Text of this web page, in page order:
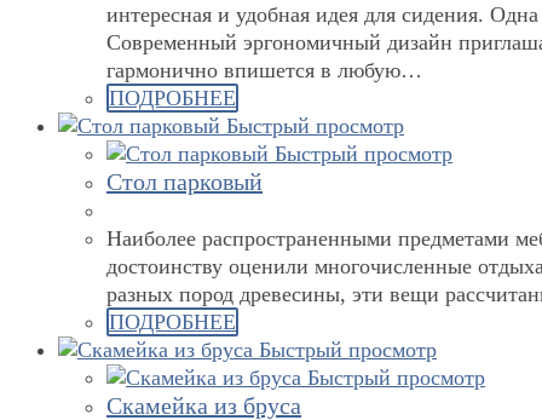
интересная и удобная идея для сидения.
Современный эргономичный дизайн
гармонично впишется в любую…
ПОДРОБНЕЕ
Быстрый просмотр
Быстрый просмотр
Стол парковый
Наиболее распространенными предметами
достоинству оценили многочисленные
разных пород древесины, эти вещи
ПОДРОБНЕЕ
Быстрый просмотр
Быстрый просмотр
Скамейка из бруса